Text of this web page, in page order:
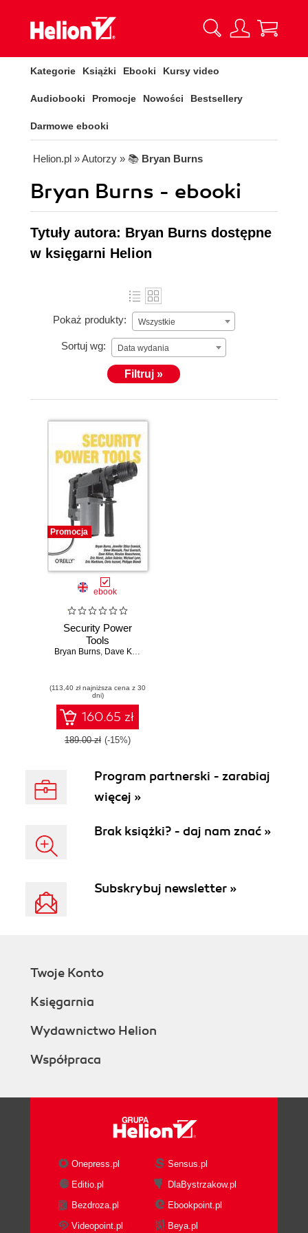
Kategorie Książki Ebooki Kursy video
Audiobooki Promocje Nowości Bestsellery
Darmowe ebooki
Helion.pl » Autorzy » 📚 Bryan Burns
Bryan Burns - ebooki
Tytuły autora: Bryan Burns dostępne
w księgarni Helion
Pokaż produkty: Wszystkie
Sortuj wg: Data wydania
Filtruj »
Promocja
ebook
Security Power
Tools
Bryan Burns, Dave Killion
(113,40 zł najniższa cena z 30
dni)
160.65 zł
189.00 zł (-15%)
Program partnerski - zarabiaj
więcej »
Brak książki? - daj nam znać »
Subskrybuj newsletter »
Twoje Konto
Księgarnia
Wydawnictwo Helion
Współpraca
Onepress.pl
Sensus.pl
Editio.pl
DlaBystrzakow.pl
Bezdroza.pl
Ebookpoint.pl
Videopoint.pl
Beya.pl